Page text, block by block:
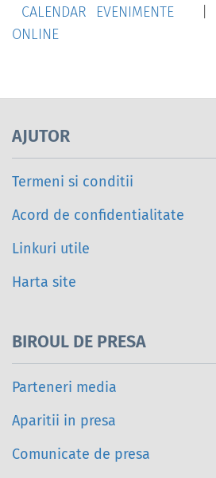
CALENDAR EVENIMENTE
ONLINE
AJUTOR
Termeni si conditii
Acord de confidentialitate
Linkuri utile
Harta site
BIROUL DE PRESA
Parteneri media
Aparitii in presa
Comunicate de presa